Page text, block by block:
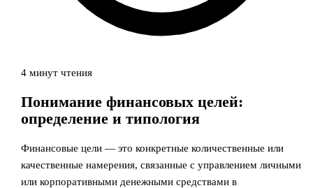
4 минут чтения
Понимание финансовых целей:
определение и типология
Финансовые цели — это конкретные количественные или
качественные намерения, связанные с управлением личными
или корпоративными денежными средствами в